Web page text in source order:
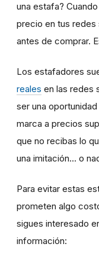
una estafa?
precio en tus redes
antes de comprar.
Los estafadores
reales en las redes
ser una
marca a precios
que no recibas lo
una imitación... o
Para evitar estas
prometen algo
sigues interesado
información: